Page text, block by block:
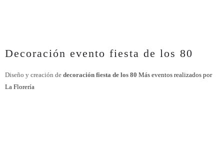
Decoración evento fiesta de los 80
Diseño y creación de decoración fiesta de los 80 Más eventos realizados por
La Florería